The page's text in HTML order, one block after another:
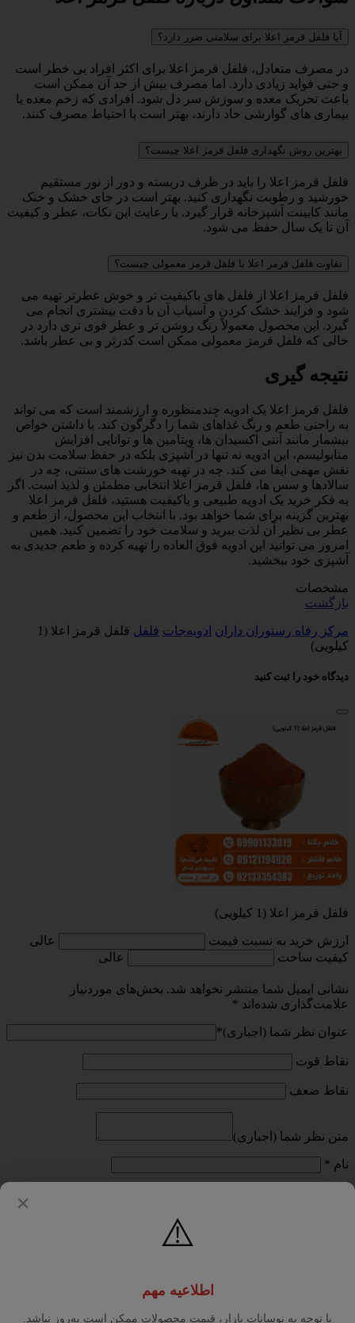
آیا فلفل قرمز اعلا برای سلامتی ضرر دارد؟
در مصرف متعادل، فلفل قرمز اعلا برای اکثر افراد بی خطر است
و حتی فواید زیادی دارد. اما مصرف بیش از حد آن ممکن است
باعث تحریک معده و سوزش سر دل شود. افرادی که زخم معده یا
بیماری های گوارشی حاد دارند، بهتر است با احتیاط مصرف کنند.
بهترین روش نگهداری فلفل قرمز اعلا چیست؟
فلفل قرمز اعلا را باید در ظرف دربسته و دور از نور مستقیم
خورشید و رطوبت نگهداری کنید. بهتر است در جای خشک و خنک
مانند کابینت آشپزخانه قرار گیرد. با رعایت این نکات، عطر و کیفیت
آن تا یک سال حفظ می شود.
تفاوت فلفل قرمز اعلا با فلفل قرمز معمولی چیست؟
فلفل قرمز اعلا از فلفل های باکیفیت تر و خوش عطرتر تهیه می
شود و فرایند خشک کردن و آسیاب آن با دقت بیشتری انجام می
گیرد. این محصول معمولاً رنگ روشن تر و عطر قوی تری دارد در
حالی که فلفل قرمز معمولی ممکن است کدرتر و بی عطر باشد.
نتیجه گیری
فلفل قرمز اعلا یک ادویه چندمنظوره و ارزشمند است که می تواند
به راحتی طعم و رنگ غذاهای شما را دگرگون کند. با داشتن خواص
بیشمار مانند آنتی اکسیدان ها، ویتامین ها و توانایی افزایش
متابولیسم، این ادویه نه تنها در آشپزی بلکه در حفظ سلامت بدن نیز
نقش مهمی ایفا می کند. چه در تهیه خورشت های سنتی، چه در
سالادها و سس ها، فلفل قرمز اعلا انتخابی مطمئن و لذیذ است. اگر
به فکر خرید یک ادویه طبیعی و باکیفیت هستید، فلفل قرمز اعلا
بهترین گزینه برای شما خواهد بود. با انتخاب این محصول، از طعم و
عطر بی نظیر آن لذت ببرید و سلامت خود را تضمین کنید. همین
امروز می توانید این ادویه فوق العاده را تهیه کرده و طعم جدیدی به
آشپزی خود ببخشید.
مشخصات
بازگشت
مرکز رفاه رستوران داران ادویه‌جات فلفل
فلفل قرمز اعلا (1
کیلویی)
دیدگاه خود را ثبت کنید
فلفل قرمز اعلا (1 کیلویی)
ارزش خرید به نسبت قیمت
عالی
کیفیت ساخت
عالی
نشانی ایمیل شما منتشر نخواهد شد. بخش‌های موردنیاز
علامت‌گذاری شده‌اند *
عنوان نظر شما (اجباری)*
نقاط قوت
نقاط ضعف
متن نظر شما (اجباری)
نام *
با انتخاب دکمه "ثبت نظر" موافقت خود را با
مرکز رفاه رستوران داران اعلام می‌کنم.
✕
⚠️
اطلاعیه مهم
با توجه به نوسانات بازار، قیمت محصولات ممکن است به‌روز نباشد.